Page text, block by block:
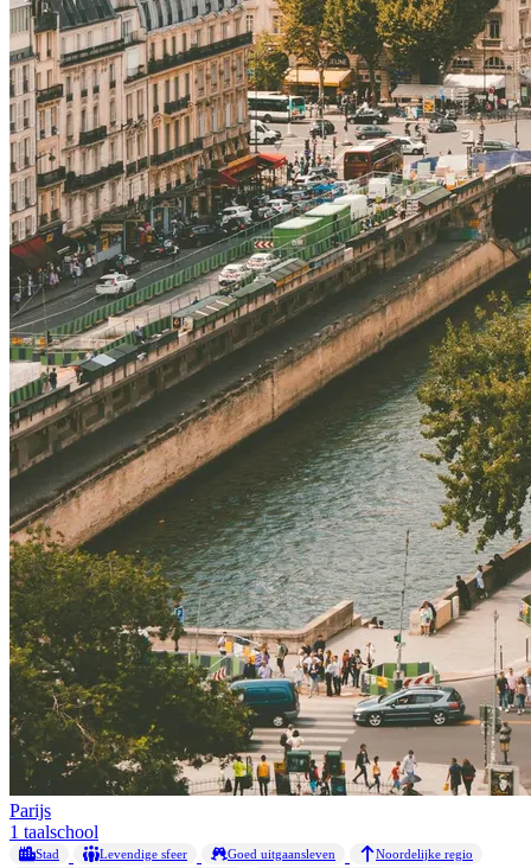
Parijs
1 taalschool
Stad Levendige sfeer Goed uitgaansleven
Noordelijke regio